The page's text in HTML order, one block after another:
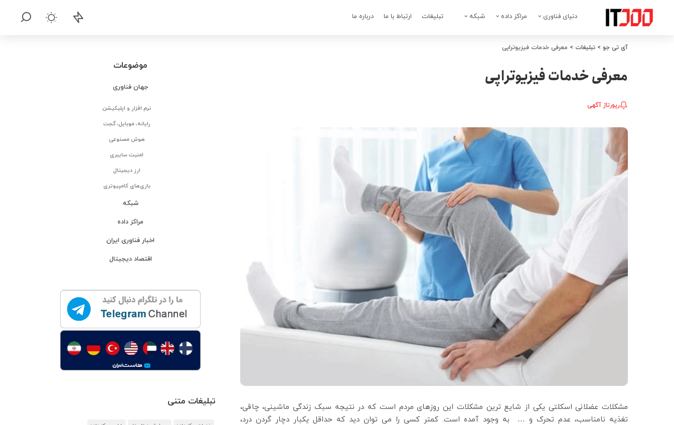
دنیای فناوری مراکز داده شبکه تبلیغات ارتباط با ما درباره ما
آی تی جو > تبلیغات > معرفی خدمات فیزیوتراپی
معرفی خدمات فیزیوتراپی
رپورتاژ آگهی
مشکلات عضلانی اسکلتی یکی از شایع ترین مشکلات این روزهای مردم است که در نتیجه سبک زندگی ماشینی، چاقی،
تغذیه نامناسب، عدم تحرک و … به وجود آمده است. کمتر کسی را می توان دید که حداقل یکبار دچار گردن درد،
موضوعات
جهان فناوری
نرم افزار و اپلیکیشن
رایانه، موبایل، گجت
هوش مصنوعی
امنیت سایبری
ارز دیجیتال
بازی‌های کامپیوتری
شبکه
مراکز داده
اخبار فناوری ایران
اقتصاد دیجیتال
تبلیغات متنی